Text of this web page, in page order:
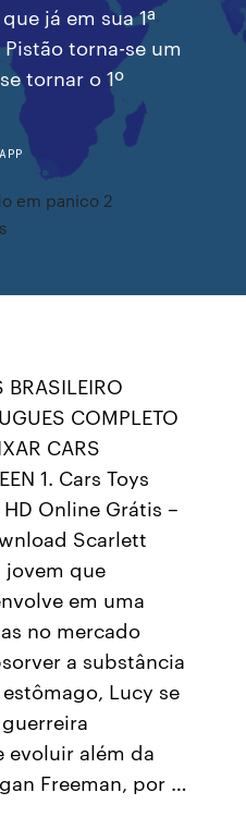
já em sua 1ª
torna-se um
tornar o 1º
em panico 2
COMPLETO
CARS
1. Cars Toys
Online Grátis –
Scarlett
jovem que
em uma
no mercado
a substância
Lucy se
evoluir além da
Freeman, por …